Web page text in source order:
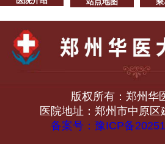
版权所有：郑州华
医院地址：郑州市中原区
备案号：豫ICP备